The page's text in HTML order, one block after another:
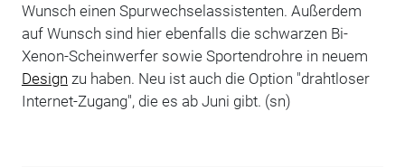
Wunsch einen Spurwechselassistenten. Außerdem
auf Wunsch sind hier ebenfalls die schwarzen Bi-
Xenon-Scheinwerfer sowie Sportendrohre in neuem
Design zu haben. Neu ist auch die Option "drahtloser
Internet-Zugang", die es ab Juni gibt. (sn)